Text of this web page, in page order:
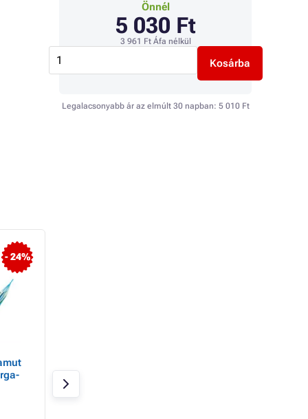
Önnél
5 030 Ft
3 961 FtÁfa nélkül
Kosárba
Legalacsonyabb ár az elmúlt 30 napban: 5 010 Ft
- 24%
80 cm, egy személyre,
teherbírás 100 kg